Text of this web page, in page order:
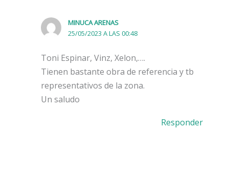
MINUCA ARENAS
25/05/2023 A LAS 00:48
Toni Espinar, Vinz, Xelon,….
Tienen bastante obra de referencia y tb
representativos de la zona.
Un saludo
Responder